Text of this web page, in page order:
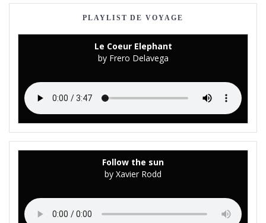
PLAYLIST DE VOYAGE
Le Coeur Elephant
by Frero Delavega
Follow the sun
by Xavier Rodd